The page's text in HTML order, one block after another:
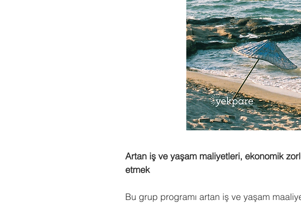
Artan iş ve yaşam maliyetleri, ekonomik
etmek
Bu grup programı artan iş ve yaşam